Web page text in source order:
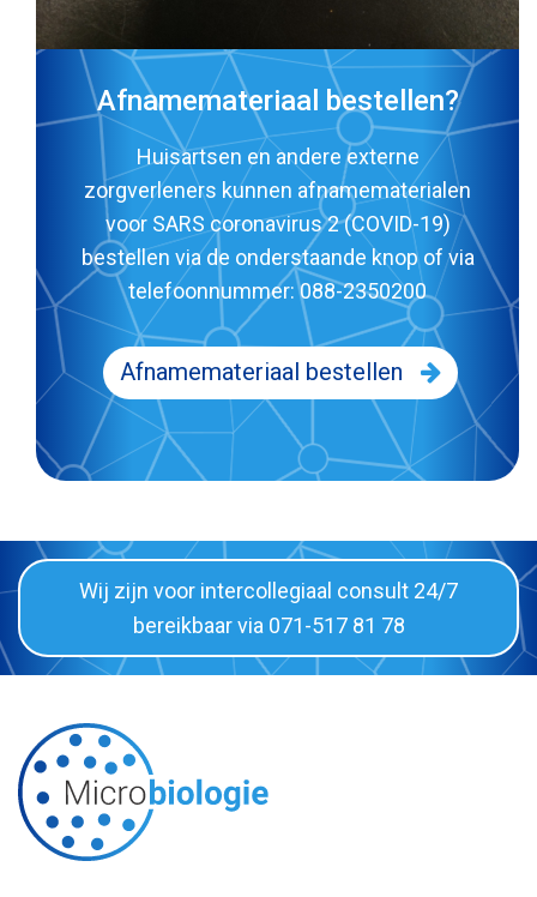
Afnamemateriaal bestellen?
Huisartsen en andere externe
zorgverleners kunnen afnamematerialen
voor SARS coronavirus 2 (COVID-19)
bestellen via de onderstaande knop of via
telefoonnummer:088-2350200
Afnamemateriaal bestellen
Wij zijn voor intercollegiaal consult 24/7
bereikbaar via 071-517 81 78